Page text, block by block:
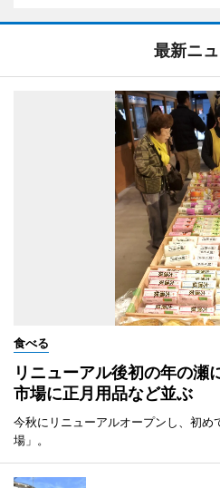
最新ニ
食べる
リニューアル後初の年の
市場に正月用品など並ぶ
今秋にリニューアルオープンし、初め
場」。